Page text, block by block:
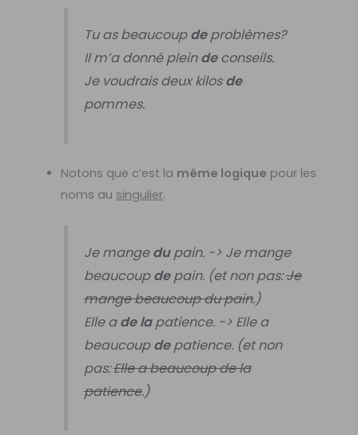
Tu as beaucoupdeproblèmes?
Il m’a donné pleindeconseils.
Je voudrais deux kilosde
pommes.
Notons que c’est la même logique pour les
noms au singulier.
Je mangedupain. -> Je mange
beaucoupdepain. (et non pas:Je
mange beaucoup du pain.)
Elle ade lapatience. -> Elle a
beaucoupdepatience. (et non
pas:Elle a beaucoup de la
patience.)